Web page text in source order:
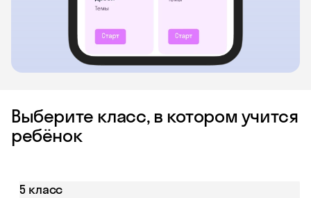
Выберите класс, в котором учится
ребёнок
5 класс